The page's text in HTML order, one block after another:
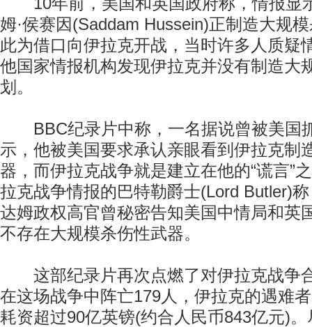
姆·侯赛因(Saddam Hussein)正制造大规
此为借口向伊拉克开战，当时许多人质疑
他国家情报机构发现伊拉克并没有制造大
划。
BBC纪录片中称，一名据说曾被美国
示，他被美国要求承认亲眼看到伊拉克制
器，而伊拉克战争就是建立在他的“谎言”
拉克战争情报的巴特勒爵士(Lord Butler)
达姆政权高官曾秘密告知美国中情局和英
不存在大规模杀伤性武器。
这部纪录片再次点燃了对伊拉克战争
在这场战争中阵亡179人，伊拉克的遇难
耗资超过90亿英镑(约合人民币843亿元)